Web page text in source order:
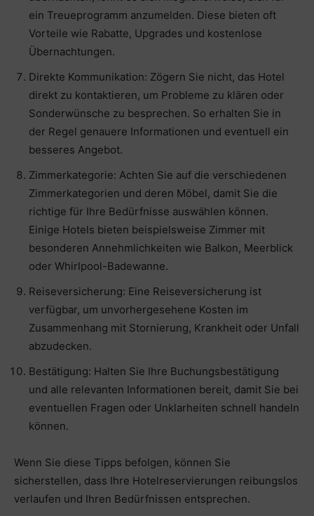
ein Treueprogramm anzumelden. Diese bieten oft
Vorteile wie Rabatte, Upgrades und kostenlose
Übernachtungen.
Direkte Kommunikation: Zögern Sie nicht, das Hotel
direkt zu kontaktieren, um Probleme zu klären oder
Sonderwünsche zu besprechen. So erhalten Sie in
der Regel genauere Informationen und eventuell ein
besseres Angebot.
Zimmerkategorie: Achten Sie auf die verschiedenen
Zimmerkategorien und deren Möbel, damit Sie die
richtige für Ihre Bedürfnisse auswählen können.
Einige Hotels bieten beispielsweise Zimmer mit
besonderen Annehmlichkeiten wie Balkon, Meerblick
oder Whirlpool-Badewanne.
Reiseversicherung: Eine Reiseversicherung ist
verfügbar, um unvorhergesehene Kosten im
Zusammenhang mit Stornierung, Krankheit oder Unfall
abzudecken.
Bestätigung: Halten Sie Ihre Buchungsbestätigung
und alle relevanten Informationen bereit, damit Sie bei
eventuellen Fragen oder Unklarheiten schnell handeln
können.
Wenn Sie diese Tipps befolgen, können Sie
sicherstellen, dass Ihre Hotelreservierungen reibungslos
verlaufen und Ihren Bedürfnissen entsprechen.